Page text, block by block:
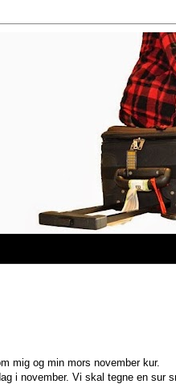
mig og min mors november kur.
i november. Vi skal tegne en sur